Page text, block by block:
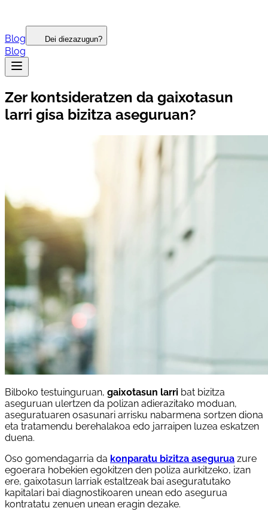
Blog Dei diezazugun?
Blog
Zer kontsideratzen da gaixotasun
larri gisa bizitza aseguruan?
Bilboko testuinguruan, gaixotasun larri bat bizitza
aseguruan ulertzen da polizan adierazitako moduan,
aseguratuaren osasunari arrisku nabarmena sortzen diona
eta tratamendu berehalakoa edo jarraipen luzea eskatzen
duena.
Oso gomendagarria da konparatu bizitza asegurua zure
egoerara hobekien egokitzen den poliza aurkitzeko, izan
ere, gaixotasun larriak estaltzeak bai aseguratutako
kapitalari bai diagnostikoaren unean edo asegurua
kontratatu zenuen unean eragin dezake.